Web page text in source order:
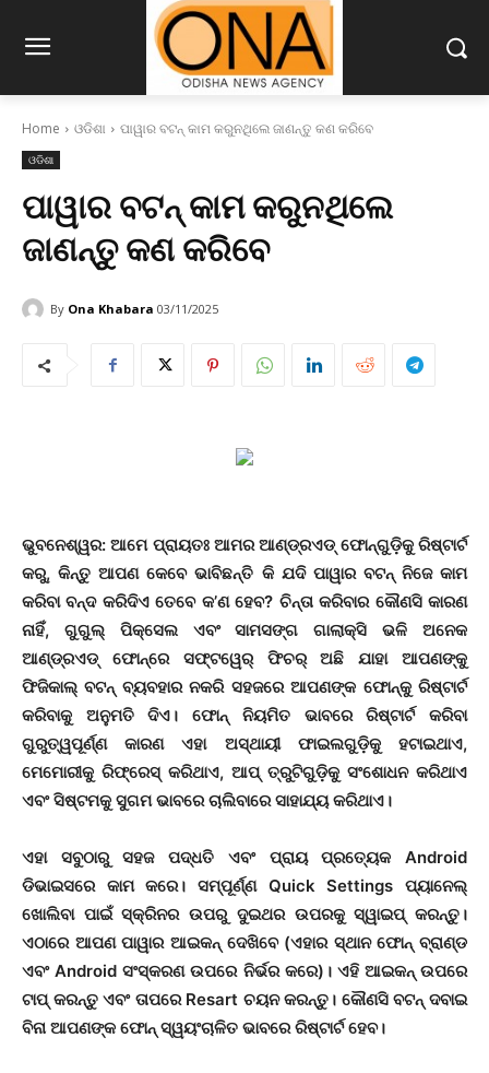
Home ଓଡିଶା ପାୱାର ବଟନ୍ କାମ କରୁନଥିଲେ ଜାଣନ୍ତୁ କଣ କରିବେ
ଓଡିଶା
ପାୱାର ବଟନ୍ କାମ କରୁନଥିଲେ
ଜାଣନ୍ତୁ କଣ କରିବେ
By Ona Khabara 03/11/2025
ଭୁବନେଶ୍ୱର: ଆମେ ପ୍ରାୟତଃ ଆମର ଆଣ୍ଡ୍ରଏଡ୍ ଫୋନ୍‌ଗୁଡ଼ିକୁ ରିଷ୍ଟାର୍ଟ
କରୁ, କିନ୍ତୁ ଆପଣ କେବେ ଭାବିଛନ୍ତି କି ଯଦି ପାୱାର ବଟନ୍ ନିଜେ କାମ
କରିବା ବନ୍ଦ କରିଦିଏ ତେବେ କ’ଣ ହେବ? ଚିନ୍ତା କରିବାର କୌଣସି କାରଣ
ନାହିଁ, ଗୁଗୁଲ୍ ପିକ୍ସେଲ ଏବଂ ସାମସଙ୍ଗ ଗାଲାକ୍ସି ଭଳି ଅନେକ
ଆଣ୍ଡ୍ରଏଡ୍ ଫୋନ୍‌ରେ ସଫ୍ଟୱେର୍ ଫିଚର୍ ଅଛି ଯାହା ଆପଣଙ୍କୁ
ଫିଜିକାଲ୍ ବଟନ୍ ବ୍ୟବହାର ନକରି ସହଜରେ ଆପଣଙ୍କ ଫୋନ୍‌କୁ ରିଷ୍ଟାର୍ଟ
କରିବାକୁ ଅନୁମତି ଦିଏ।ଫୋନ୍ ନିୟମିତ ଭାବରେ ରିଷ୍ଟାର୍ଟ କରିବା
ଗୁରୁତ୍ୱପୂର୍ଣ୍ଣ କାରଣ ଏହା ଅସ୍ଥାୟୀ ଫାଇଲଗୁଡ଼ିକୁ ହଟାଇଥାଏ,
ମେମୋରୀକୁ ରିଫ୍ରେସ୍ କରିଥାଏ, ଆପ୍ ତ୍ରୁଟିଗୁଡ଼ିକୁ ସଂଶୋଧନ କରିଥାଏ
ଏବଂ ସିଷ୍ଟମକୁ ସୁଗମ ଭାବରେ ଚାଲିବାରେ ସାହାଯ୍ୟ କରିଥାଏ।
ଏହା ସବୁଠାରୁ ସହଜ ପଦ୍ଧତି ଏବଂ ପ୍ରାୟ ପ୍ରତ୍ୟେକ Android
ଡିଭାଇସରେ କାମ କରେ। ସମ୍ପୂର୍ଣ୍ଣ Quick Settings ପ୍ୟାନେଲ୍
ଖୋଲିବା ପାଇଁ ସ୍କ୍ରିନର ଉପରୁ ଦୁଇଥର ଉପରକୁ ସ୍ୱାଇପ୍ କରନ୍ତୁ।
ଏଠାରେ ଆପଣ ପାୱାର ଆଇକନ୍ ଦେଖିବେ (ଏହାର ସ୍ଥାନ ଫୋନ୍ ବ୍ରାଣ୍ଡ
ଏବଂ Android ସଂସ୍କରଣ ଉପରେ ନିର୍ଭର କରେ)। ଏହି ଆଇକନ୍ ଉପରେ
ଟାପ୍ କରନ୍ତୁ ଏବଂ ତାପରେ Resart ଚୟନ କରନ୍ତୁ। କୌଣସି ବଟନ୍ ଦବାଇ
ବିନା ଆପଣଙ୍କ ଫୋନ୍ ସ୍ୱୟଂଚାଳିତ ଭାବରେ ରିଷ୍ଟାର୍ଟ ହେବ।